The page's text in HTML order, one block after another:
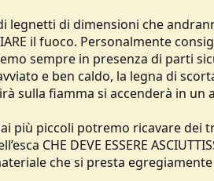
legnetti di dimensioni che
il fuoco. Personalmente
sempre in presenza di parti
e ben caldo, la legna di
sulla fiamma si accenderà in un
più piccoli potremo ricavare dei
CHE DEVE ESSERE
che si presta